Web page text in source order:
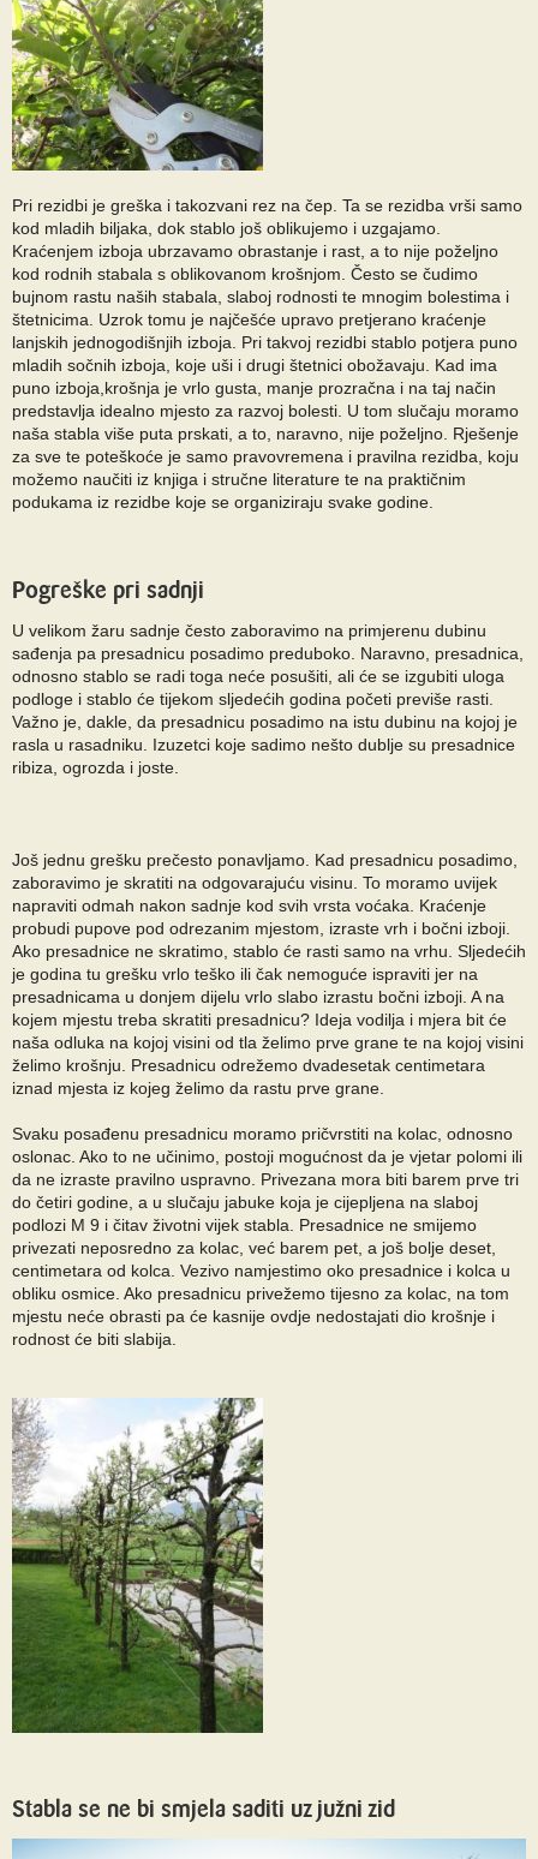
Pri rezidbi je greška i takozvani rez na čep. Ta se rezidba vrši samo
kod mladih biljaka, dok stablo još oblikujemo i uzgajamo.
Kraćenjem izboja ubrzavamo obrastanje i rast, a to nije poželjno
kod rodnih stabala s oblikovanom krošnjom. Često se čudimo
bujnom rastu naših stabala, slaboj rodnosti te mnogim bolestima i
štetnicima. Uzrok tomu je najčešće upravo pretjerano kraćenje
lanjskih jednogodišnjih izboja. Pri takvoj rezidbi stablo potjera puno
mladih sočnih izboja, koje uši i drugi štetnici obožavaju. Kad ima
puno izboja,krošnja je vrlo gusta, manje prozračna i na taj način
predstavlja idealno mjesto za razvoj bolesti. U tom slučaju moramo
naša stabla više puta prskati, a to, naravno, nije poželjno. Rješenje
za sve te poteškoće je samo pravovremena i pravilna rezidba, koju
možemo naučiti iz knjiga i stručne literature te na praktičnim
podukama iz rezidbe koje se organiziraju svake godine.
Pogreške pri sadnji
U velikom žaru sadnje često zaboravimo na primjerenu dubinu
sađenja pa presadnicu posadimo preduboko. Naravno, presadnica,
odnosno stablo se radi toga neće posušiti, ali će se izgubiti uloga
podloge i stablo će tijekom sljedećih godina početi previše rasti.
Važno je, dakle, da presadnicu posadimo na istu dubinu na kojoj je
rasla u rasadniku. Izuzetci koje sadimo nešto dublje su presadnice
ribiza, ogrozda i joste.
Još jednu grešku prečesto ponavljamo. Kad presadnicu posadimo,
zaboravimo je skratiti na odgovarajuću visinu. To moramo uvijek
napraviti odmah nakon sadnje kod svih vrsta voćaka. Kraćenje
probudi pupove pod odrezanim mjestom, izraste vrh i bočni izboji.
Ako presadnice ne skratimo, stablo će rasti samo na vrhu. Sljedećih
je godina tu grešku vrlo teško ili čak nemoguće ispraviti jer na
presadnicama u donjem dijelu vrlo slabo izrastu bočni izboji. A na
kojem mjestu treba skratiti presadnicu? Ideja vodilja i mjera bit će
naša odluka na kojoj visini od tla želimo prve grane te na kojoj visini
želimo krošnju. Presadnicu odrežemo dvadesetak centimetara
iznad mjesta iz kojeg želimo da rastu prve grane.
Svaku posađenu presadnicu moramo pričvrstiti na kolac, odnosno
oslonac. Ako to ne učinimo, postoji mogućnost da je vjetar polomi ili
da ne izraste pravilno uspravno. Privezana mora biti barem prve tri
do četiri godine, a u slučaju jabuke koja je cijepljena na slaboj
podlozi M 9 i čitav životni vijek stabla. Presadnice ne smijemo
privezati neposredno za kolac, već barem pet, a još bolje deset,
centimetara od kolca. Vezivo namjestimo oko presadnice i kolca u
obliku osmice. Ako presadnicu privežemo tijesno za kolac, na tom
mjestu neće obrasti pa će kasnije ovdje nedostajati dio krošnje i
rodnost će biti slabija.
Stabla se ne bi smjela saditi uz južni zid